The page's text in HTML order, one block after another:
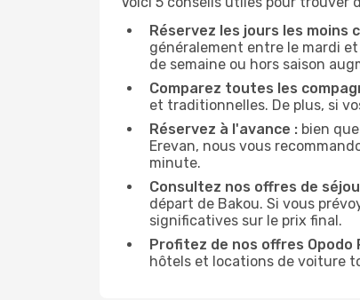
Réservez les jours les moins
généralement entre le mardi
de semaine ou hors saison
Comparez toutes les
et traditionnelles. De plus, si
Réservez à l'avance : bien
Erevan, nous vous
minute.
Consultez nos offres de
départ de Bakou. Si vous
significatives sur le prix final.
Profitez de nos offres Opodo
hôtels et locations de voiture